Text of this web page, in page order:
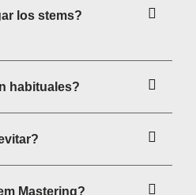
los stems?
habituales?
Mastering?